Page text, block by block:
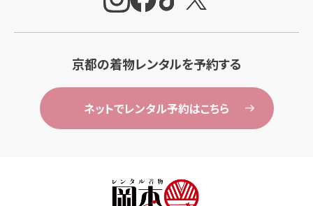
京都の着物レンタルを予約する
ネットでレンタル予約はこちら